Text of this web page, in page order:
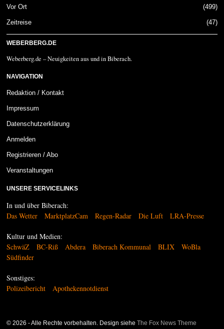
Vor Ort 499
Zeitreise 47
WEBERBERG.DE
Weberberg.de – Neuigkeiten aus und in Biberach.
NAVIGATION
Redaktion / Kontakt
Impressum
Datenschutzerklärung
Anmelden
Registrieren / Abo
Veranstaltungen
UNSERE SERVICELINKS
In und über Biberach:
Das Wetter
MarktplatzCam Regen-Radar Die Luft LRA-Presse
Kultur und Medien:
SchwäZ
BC-Riß Abdera Biberach Kommunal BLIX
WoBla
Südfinder
Sonstiges:
Polizeibericht
Apothekennotdienst
©2026 - Alle Rechte vorbehalten. Design sieheThe Fox News Theme